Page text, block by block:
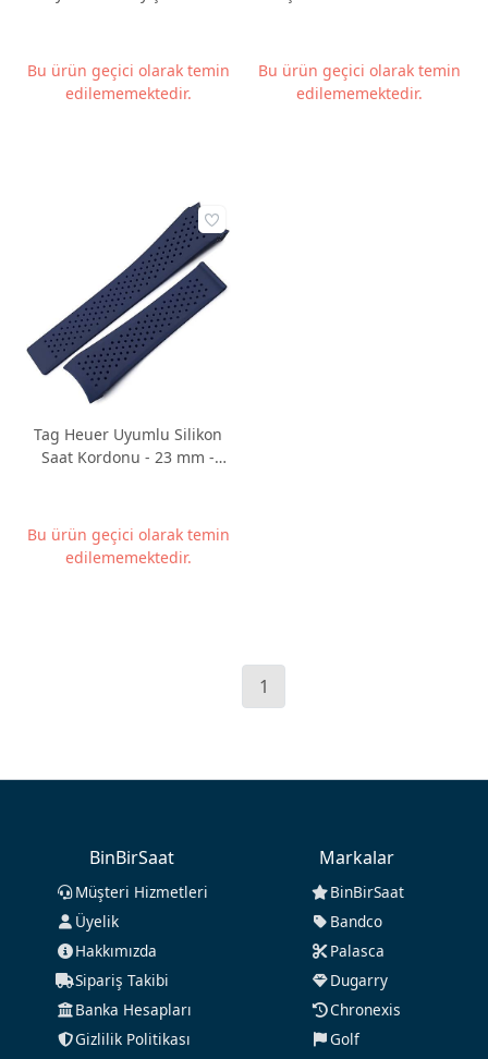
Bu ürün geçici olarak temin
edilememektedir.
Bu ürün geçici olarak temin
edilememektedir.
Tag Heuer Uyumlu Silikon
Saat Kordonu - 23 mm -
Bu ürün geçici olarak temin
edilememektedir.
1
BinBirSaat
Müşteri Hizmetleri
Üyelik
Hakkımızda
Sipariş Takibi
Banka Hesapları
Gizlilik Politikası
Markalar
BinBirSaat
Bandco
Palasca
Dugarry
Chronexis
Golf